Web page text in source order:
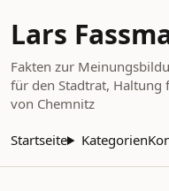
Lars
Fakten zur
für den Stadtrat,
von Chemnitz
Startseite Kategorien